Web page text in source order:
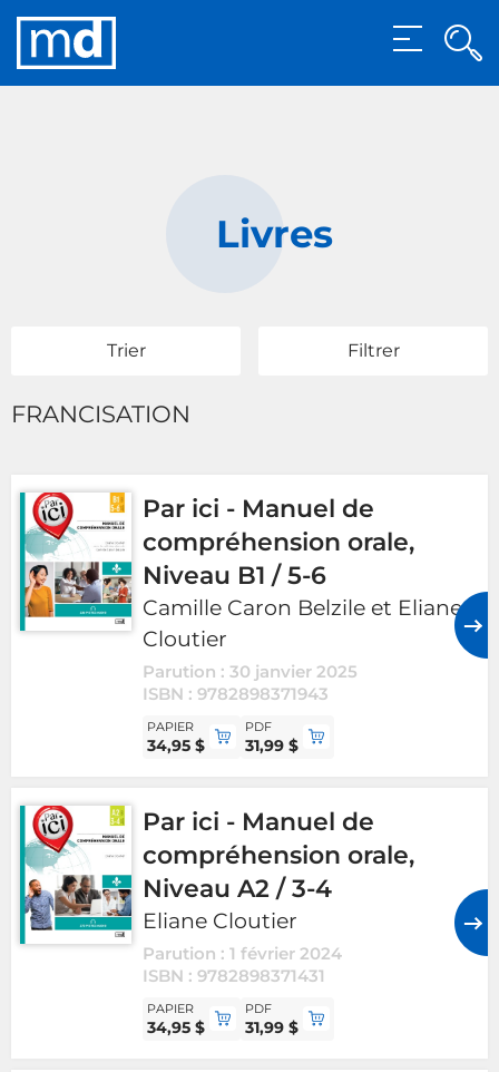
MENU
Livres
Trier Filtrer
FRANCISATION
Par ici - Manuel de
compréhension orale,
Niveau B1 / 5-6
Camille Caron Belzile et Eliane
Cloutier
Parution : 30 janvier 2025
ISBN : 9782898371943
PAPIER
34,95 $
PDF
31,99 $
Par ici - Manuel de
compréhension orale,
Niveau A2 / 3-4
Eliane Cloutier
Parution : 1 février 2024
ISBN : 9782898371431
PAPIER
34,95 $
PDF
31,99 $